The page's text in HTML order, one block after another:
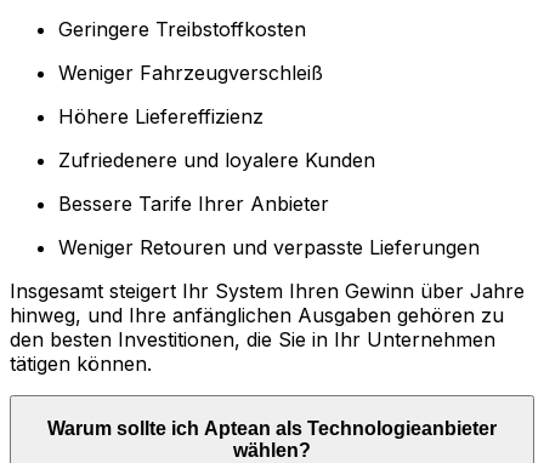
Geringere Treibstoffkosten
Weniger Fahrzeugverschleiß
Höhere Liefereffizienz
Zufriedenere und loyalere Kunden
Bessere Tarife Ihrer Anbieter
Weniger Retouren und verpasste Lieferungen
Insgesamt steigert Ihr System Ihren Gewinn über Jahre
hinweg, und Ihre anfänglichen Ausgaben gehören zu
den besten Investitionen, die Sie in Ihr Unternehmen
tätigen können.
Warum sollte ich Aptean als Technologieanbieter
wählen?